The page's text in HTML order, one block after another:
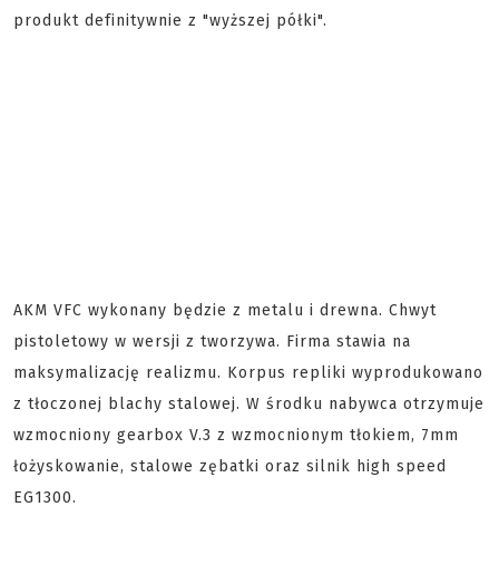
produkt definitywnie z "wyższej półki".
AKM VFC wykonany będzie z metalu i drewna. Chwyt
pistoletowy w wersji z tworzywa. Firma stawia na
maksymalizację realizmu. Korpus repliki wyprodukowano
z tłoczonej blachy stalowej. W środku nabywca otrzymuje
wzmocniony gearbox V.3 z wzmocnionym tłokiem, 7mm
łożyskowanie, stalowe zębatki oraz silnik high speed
EG1300.